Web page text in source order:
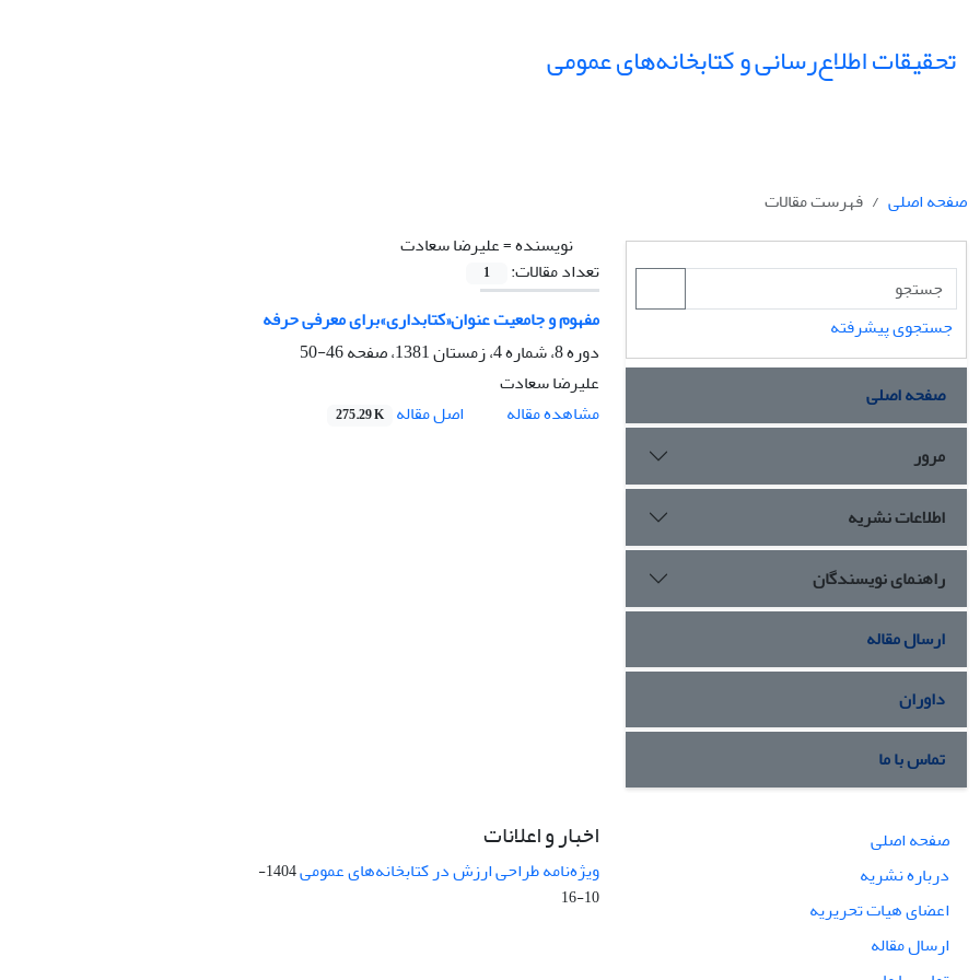
تحقیقات اطلاع‌رسانی و کتابخانه‌های عمومی
صفحه اصلی
فهرست مقالات
نویسنده =علیرضا سعادت
تعداد مقالات:
1
مفهوم و جامعیت عنوان«کتابداری»برای معرفی حرفه
دوره 8، شماره 4، زمستان 1381، صفحه
46-50
علیرضا سعادت
مشاهده مقاله
اصل مقاله 275.29 K
جستجوی پیشرفته
صفحه اصلی
مرور
اطلاعات نشریه
راهنمای نویسندگان
ارسال مقاله
داوران
تماس با ما
صفحه اصلی
درباره نشریه
اعضای هیات تحریریه
ارسال مقاله
اخبار و اعلانات
ویژه‌نامه طراحی ارزش در کتابخانه‌های عمومی
1404-
10-16